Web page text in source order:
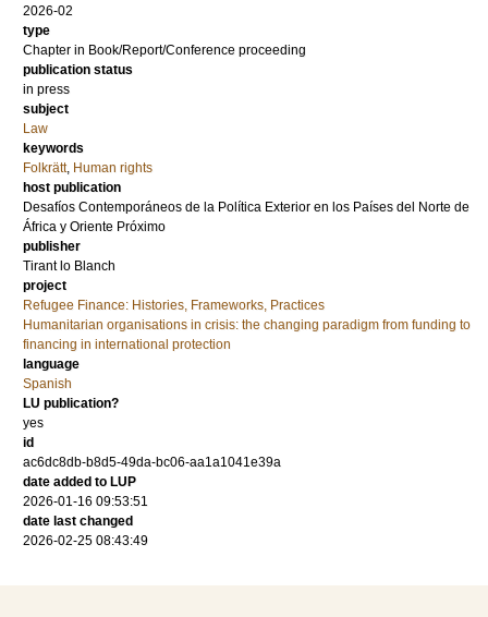
2026-02
type
Chapter in Book/Report/Conference proceeding
publication status
in press
subject
Law
keywords
Folkrätt, Human rights
host publication
Desafíos Contemporáneos de la Política Exterior en los Países del Norte de
África y Oriente Próximo
publisher
Tirant lo Blanch
project
Refugee Finance: Histories, Frameworks, Practices
Humanitarian organisations in crisis: the changing paradigm from funding to
financing in international protection
language
Spanish
LU publication?
yes
id
ac6dc8db-b8d5-49da-bc06-aa1a1041e39a
date added to LUP
2026-01-16 09:53:51
date last changed
2026-02-25 08:43:49